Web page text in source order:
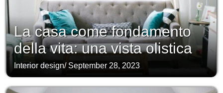
La casa come fondamento
della vita: una vista olistica
Interior design/ September 28, 2023